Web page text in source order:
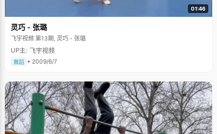
01:46
灵巧 - 张璐
飞宇视频 第13期, 灵巧 - 张璐
UP主: 飞宇视频
舞蹈 • 2009/6/7